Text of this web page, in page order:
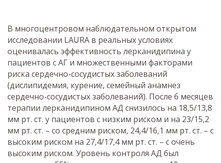
В многоцентровом наблюдательном открытом
исследовании LAURA в реальных условиях
оценивалась эффективность лерканидипина у
пациентов с АГ и множественными факторами
риска сердечно-сосудистых заболеваний
(дислипидемия, курение, семейный анамнез
сердечно-сосудистых заболеваний). После 6 месяцев
терапии лерканидипином АД снизилось на 18,5/13,8
мм рт. ст. у пациентов с низким риском и на 23/15,2
мм рт. ст. – со средним риском, 24,4/16,1 мм рт. ст. – с
высоким риском на 27,4/17,4 мм рт. ст. – с очень
высоким риском. Уровень контроля АД был